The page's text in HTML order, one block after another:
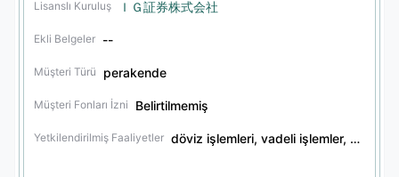
Lisanslı Kuruluş ＩＧ証券株式会社
Ekli Belgeler --
Müşteri Türü perakende
Müşteri Fonları İzni Belirtilmemiş
Yetkilendirilmiş Faaliyetler döviz işlemleri, vadeli işlemler, menkul kıymet işlemleri, opsiyon işlemleri